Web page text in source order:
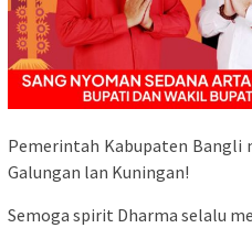
Pemerintah Kabupaten Bangli
Galungan lan Kuningan!
Semoga spirit Dharma selalu